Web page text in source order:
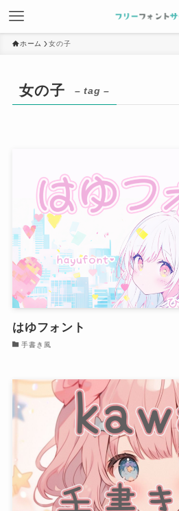
ホーム 女の子
女の子 – tag –
はゆフォント
手書き風